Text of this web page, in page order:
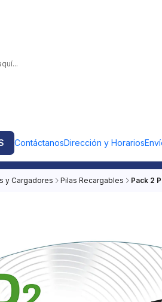
ContáctanosDirección y Horarios
y Cargadores Pilas Recargables Pack 2